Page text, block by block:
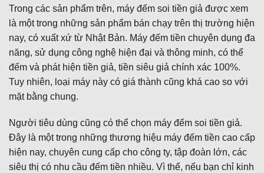
Trong các sản phẩm trên, máy đếm soi tiền giả được xem
là một trong những sản phẩm bán chạy trên thị trường hiện
nay, có xuất xứ từ Nhật Bản. Máy đếm tiền chuyên dụng đa
năng, sử dụng công nghệ hiện đại và thông minh, có thể
đếm và phát hiện tiền giả, tiền siêu giả chính xác 100%.
Tuy nhiên, loại máy này có giá thành cũng khá cao so với
mặt bằng chung.
Người tiêu dùng cũng có thể chọn máy đếm soi tiền giả.
Đây là một trong những thương hiệu máy đếm tiền cao cấp
hiện nay, chuyên cung cấp cho công ty, tập đoàn lớn, các
siêu thị có nhu cầu đếm tiền nhiều. Vì thế, nếu bạn chỉ kinh